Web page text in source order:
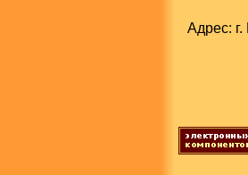
Адрес: